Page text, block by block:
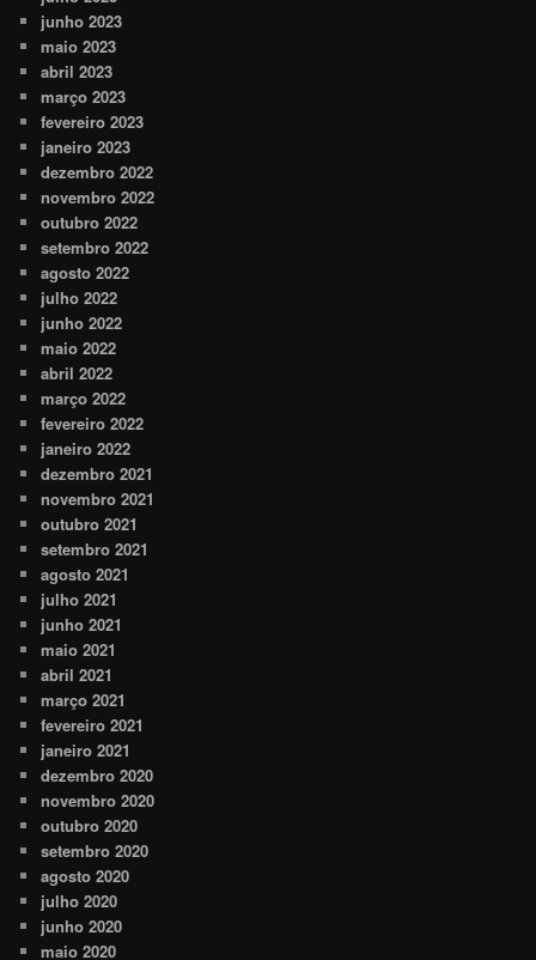
junho 2023
maio 2023
abril 2023
março 2023
fevereiro 2023
janeiro 2023
dezembro 2022
novembro 2022
outubro 2022
setembro 2022
agosto 2022
julho 2022
junho 2022
maio 2022
abril 2022
março 2022
fevereiro 2022
janeiro 2022
dezembro 2021
novembro 2021
outubro 2021
setembro 2021
agosto 2021
julho 2021
junho 2021
maio 2021
abril 2021
março 2021
fevereiro 2021
janeiro 2021
dezembro 2020
novembro 2020
outubro 2020
setembro 2020
agosto 2020
julho 2020
junho 2020
maio 2020